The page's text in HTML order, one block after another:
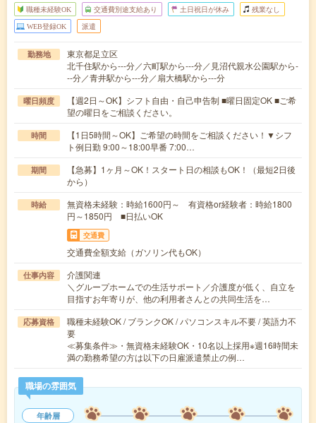
職種未経験OK 交通費別途支給あり 土日祝日が休み 残業なし
WEB登録OK 派遣
勤務地
東京都足立区
北千住駅から---分／六町駅から---分／見沼代親水公園駅から-
--分／青井駅から---分／扇大橋駅から---分
曜日頻度
【週2日～OK】シフト自由・自己申告制 ■曜日固定OK ■ご希
望の曜日をご相談ください。
時間
【1日5時間～OK】ご希望の時間をご相談ください！▼シフ
ト例日勤 9:00～18:00早番 7:00…
期間
【急募】1ヶ月～OK！スタート日の相談もOK！（最短2日後
から）
時給
無資格未経験：時給1600円～ 有資格or経験者：時給1800
円～1850円 ■日払いOK
交通費
交通費全額支給（ガソリン代もOK）
仕事内容
介護関連
＼グループホームでの生活サポート／介護度が低く、自立を
目指すお年寄りが、他の利用者さんとの共同生活を…
応募資格
職種未経験OK / ブランクOK / パソコンスキル不要 / 英語力不
要
≪募集条件≫・無資格未経験OK・10名以上採用※週16時間未
満の勤務希望の方は以下の日雇派遣禁止の例…
職場の雰囲気
年齢層